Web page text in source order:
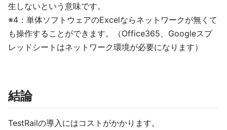
生しないという意味です。
※4：単体ソフトウェアのExcelならネットワークが無くて
も操作することができます。（Office365、Googleスプ
レッドシートはネットワーク環境が必要になります）
結論
TestRailの導入にはコストがかかります。